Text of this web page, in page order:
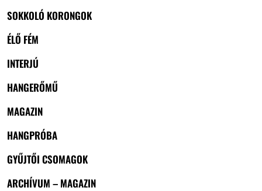
SOKKOLÓ KORONGOK
ÉLŐ FÉM
INTERJÚ
HANGERŐMŰ
MAGAZIN
HANGPRÓBA
GYŰJTŐI CSOMAGOK
ARCHÍVUM – MAGAZIN